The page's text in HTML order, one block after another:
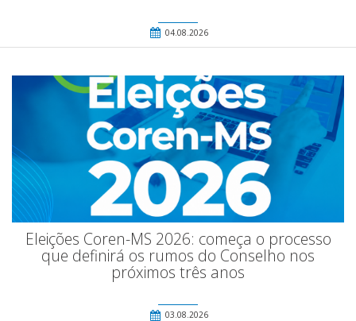
04.08.2026
Eleições Coren-MS 2026: começa o processo
que definirá os rumos do Conselho nos
próximos três anos
03.08.2026